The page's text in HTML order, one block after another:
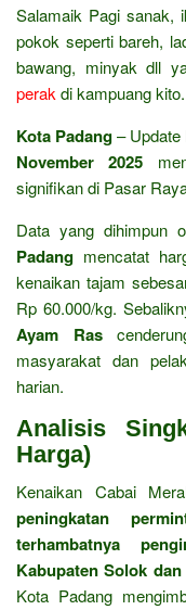
Salamaik Pagi sanak,
pokok seperti bareh,
bawang, minyak dll
perak di kampuang kito.
Kota Padang–
November 2025
signifikan di Pasar
Data yang dihimpun
Padang mencatat
kenaikan tajam
Rp 60.000/kg.
Ayam Ras
masyarakat dan
harian.
Analisis
Harga)
Kenaikan Cabai
peningkatan
terhambatnya
Kabupaten Solok
Kota Padang